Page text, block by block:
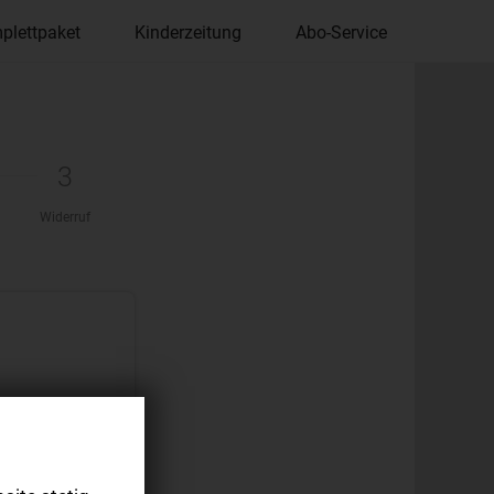
Kinderzeitung Abo-Service
3
Widerruf